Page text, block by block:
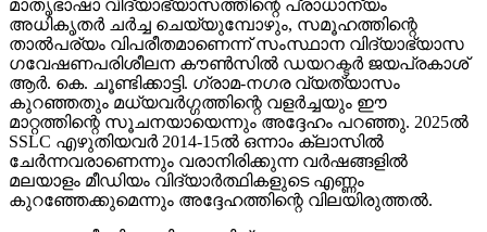
ആര്‍. കെ. ചൂണ്ടിക്കാട്ടി. ഗ്രാമ-നഗര വ്യത്യാസം
കുറഞ്ഞതും മധ്യവര്‍ഗ്ഗത്തിന്റെ വളര്‍ച്ചയും ഈ
മാറ്റത്തിന്റെ സൂചനയായെന്നും അദ്ദേഹം പറഞ്ഞു. 2025ല്‍
SSLC എഴുതിയവര്‍ 2014-15ല്‍ ഒന്നാം ക്ലാസില്‍
ചേര്‍ന്നവരാണെന്നും വരാനിരിക്കുന്ന വര്‍ഷങ്ങളില്‍
മലയാളം മീഡിയം വിദ്യാര്‍ത്ഥികളുടെ എണ്ണം
കുറഞ്ഞേക്കുമെന്നും അദ്ദേഹത്തിന്റെ വിലയിരുത്തല്‍.
മലയാളം മീഡിയത്തിലെ ഇടിവ് സംസ്ഥാന
വികസനത്തിനുതന്നെ ഭീഷണിയാകാമെന്ന് ഐക്യ
മലയാള പ്രസ്ഥാനം സംസ്ഥാന കണ്‍വീനര്‍ ആര്‍.